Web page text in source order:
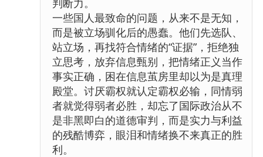
判断力。
一些国人最致命的问题，从来不是无知，
而是被立场驯化后的愚蠢。他们先选队、
站立场，再找符合情绪的“证据”，拒绝独
立思考，放弃信息甄别，把情绪正义当作
事实正确，困在信息茧房里却以为是真理
殿堂。讨厌霸权就认定霸权必输，同情弱
者就觉得弱者必胜，却忘了国际政治从不
是非黑即白的道德审判，而是实力与利益
的残酷博弈，眼泪和情绪换不来真正的胜
利。